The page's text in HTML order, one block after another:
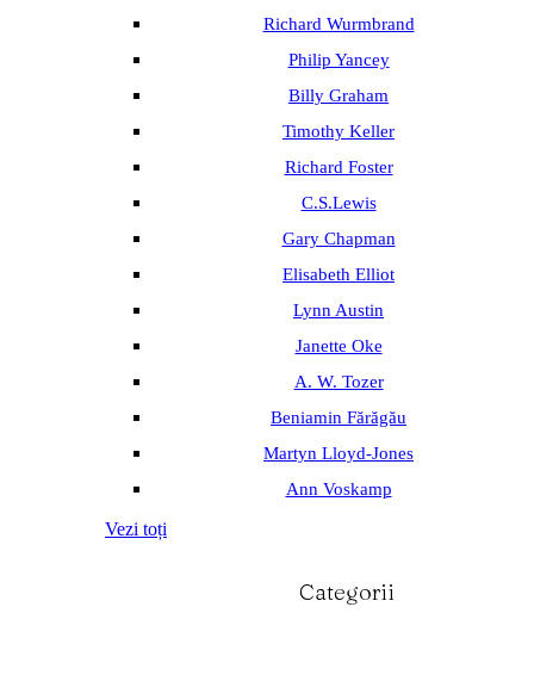
Richard Wurmbrand
Philip Yancey
Billy Graham
Timothy Keller
Richard Foster
C.S.Lewis
Gary Chapman
Elisabeth Elliot
Lynn Austin
Janette Oke
A. W. Tozer
Beniamin Fărăgău
Martyn Lloyd-Jones
Ann Voskamp
Vezi toți
Categorii